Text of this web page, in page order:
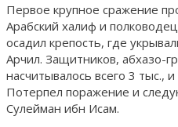
Первое крупное сражение
Арабский халиф и
осадил крепость, где
Арчил. Защитников, абхазо-
насчитывалось всего 3 тыс.,
Потерпел поражение и
Сулейман ибн Исам.